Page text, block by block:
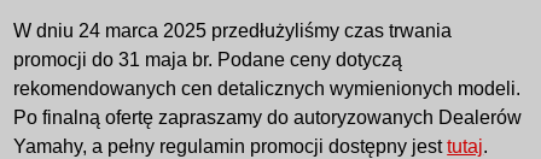
W dniu 24 marca 2025 przedłużyliśmy czas trwania
promocji do 31 maja br. Podane ceny dotyczą
rekomendowanych cen detalicznych wymienionych modeli.
Po finalną ofertę zapraszamy do autoryzowanych Dealerów
Yamahy, a pełny regulamin promocji dostępny jesttutaj.